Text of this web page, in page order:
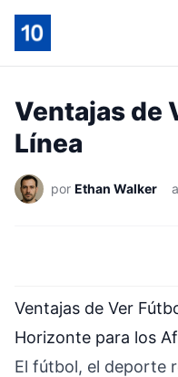
Ventajas de
Línea
por Ethan Walker
Ventajas de Ver
Horizonte para los
El fútbol, el deporte